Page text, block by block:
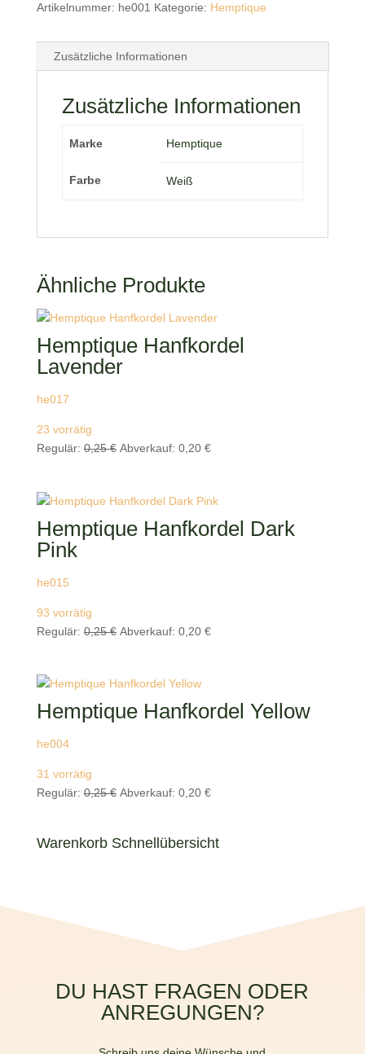
Artikelnummer: he001 Kategorie: Hemptique
Zusätzliche Informationen
Zusätzliche Informationen
Marke Hemptique
Farbe Weiß
Ähnliche Produkte
Hemptique Hanfkordel
Lavender
he017
23 vorrätig
Regulär: 0,25€ Ursprünglicher
0,25 €
Abverkauf: 0,20 €Aktueller
0,20 €.
Hemptique Hanfkordel Dark
Pink
he015
93 vorrätig
Regulär: 0,25€ Ursprünglicher
0,25 €
Abverkauf: 0,20 €Aktueller
Hemptique Hanfkordel Yellow
he004
31 vorrätig
Regulär: 0,25€ Ursprünglicher
0,25 €
Abverkauf: 0,20 €Aktueller
0,20 €.
Warenkorb Schnellübersicht
DU HAST FRAGEN ODER
ANREGUNGEN?